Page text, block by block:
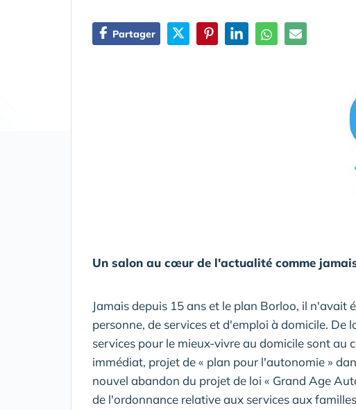
Partager
Un salon au cœur de l'actualité comme
Jamais depuis 15 ans et le plan Borloo, il n'avait
personne, de services et d'emploi à domicile. De
services pour le mieux-vivre au domicile sont au
immédiat, projet de « plan pour l'autonomie »
nouvel abandon du projet de loi « Grand Age
de l'ordonnance relative aux services aux